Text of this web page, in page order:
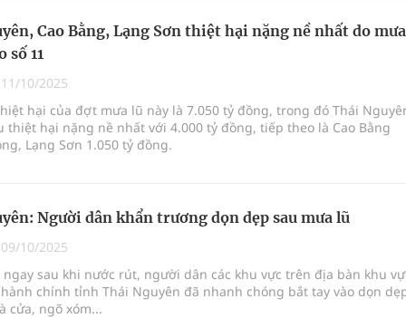
Cao Bằng, Lạng Sơn thiệt hại nặng nề nhất do mưa
số 11
11/10/2025
hại của đợt mưa lũ này là 7.050 tỷ đồng, trong đó Thái
thiệt hại nặng nề nhất với 4.000 tỷ đồng, tiếp theo là Cao Bằng
Lạng Sơn 1.050 tỷ đồng.
Người dân khẩn trương dọn dẹp sau mưa lũ
09/10/2025
ngay sau khi nước rút, người dân các khu vực trên địa bàn khu
chính tỉnh Thái Nguyên đã nhanh chóng bắt tay vào dọn
cửa, ngõ xóm...